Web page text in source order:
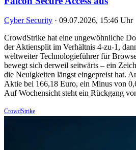
Cyber Security · 09.07.2026, 15:46 Uhr
CrowdStrike hat eine ungewöhnliche
der Aktiensplit im Verhältnis 4-zu-1,
weltweiter Technologieführer für
bewegt sich derweil seitwärts – ein
die Neuigkeiten längst eingepreist hat.
Aktie bei 166,18 Euro, ein Minus von
Auf Wochensicht steht ein Rückgang
CrowdStrike